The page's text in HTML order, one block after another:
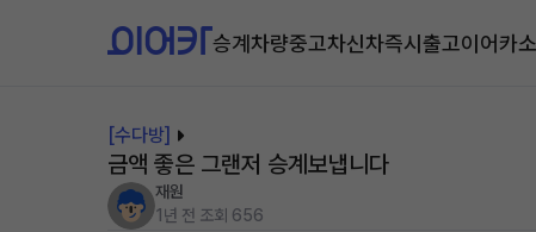
승계차량중고차신차즉시출고이어카
[수다방]
금액 좋은 그랜저 승계보냅니다
재원
1년 전 조회 656